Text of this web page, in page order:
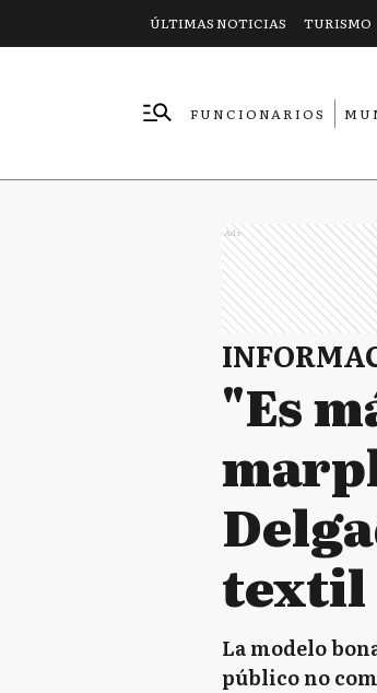
ÚLTIMAS NOTICIAS TURISMO
FUNCIONARIOS
Ads
"Es
textil
La modelo
público no